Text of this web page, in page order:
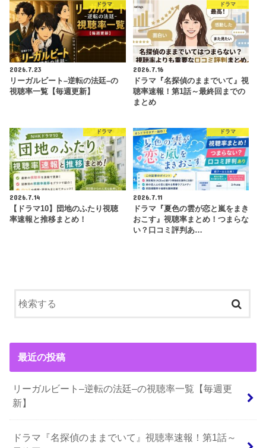
ドラマ
2026.7.23
リーガルビート–逆転の法廷–の
視聴率一覧【毎週更新】
ドラマ
2026.7.16
ドラマ『名探偵のままでいて』視
聴率速報！第1話～最終回までの
まとめ
ドラマ
2026.7.14
【ドラマ10】団地のふたり視聴
率速報と推移まとめ！
ドラマ
2026.7.11
ドラマ『夏色の雲が恋と嵐をまき
おこす』視聴率まとめ！つまらな
い？口コミ評判あ…
最近の投稿
リーガルビート–逆転の法廷–の視聴率一覧【毎週更
新】
ドラマ『名探偵のままでいて』視聴率速報！第1話～